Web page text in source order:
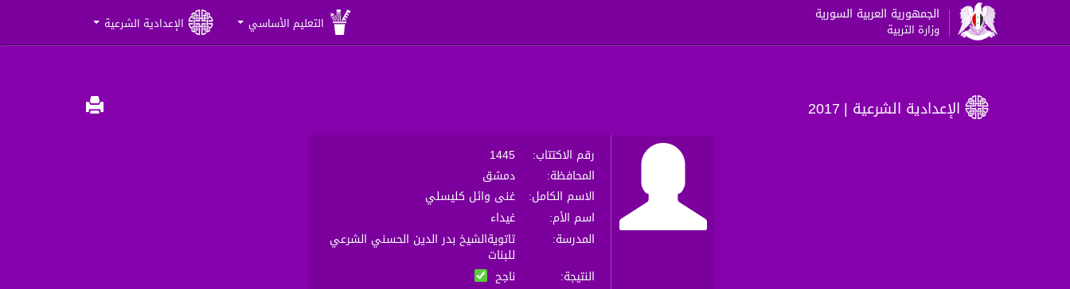
الجمهورية العربية السورية
وزارة التربية التعليم الأساسي الإعدادية الشرعية
الإعدادية الشرعية
رقم الاكتتاب:
1445
المحافظة:
دمشق
الاسم الكامل:
غنى وائل كليسلي
اسم الأم:
غيداء
المدرسة: ثاتويةالشيخ بدر الدين الحسني الشرعي
للبنات
النتيجة: ناجح